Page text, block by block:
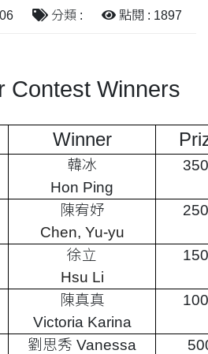
分類 : 點閱 : 1897
Contest Winners
Winner
韓冰
Hon Ping
陳宥妤
Chen, Yu-yu
徐立
Hsu Li
陳真真
Victoria Karina
劉思秀 Vanessa